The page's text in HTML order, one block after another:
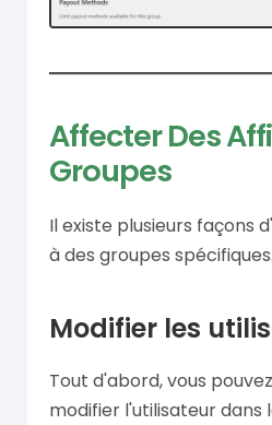
Affecter Des
Groupes
Il existe plusieurs façons
à des groupes spécifiques.
Modifier les
Tout d'abord, vous
modifier l'utilisateur dans